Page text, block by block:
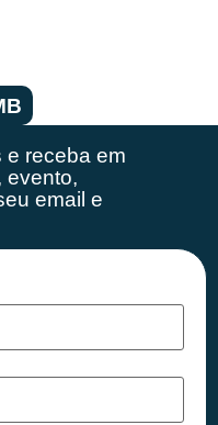
e receba em
evento,
email e